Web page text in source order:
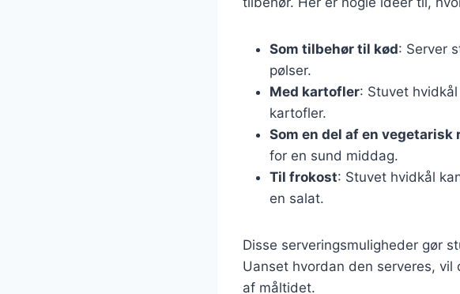
Som tilbehør til kød: Server
pølser.
Med kartofler: Stuvet
kartofler.
Som en del af en vegetarisk
for en sund middag.
Til frokost: Stuvet hvidkål
en salat.
Disse serveringsmuligheder gør
Uanset hvordan den serveres,
af måltidet.